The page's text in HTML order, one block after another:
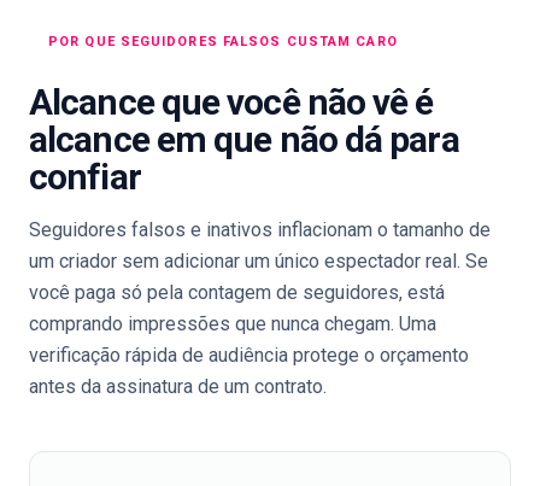
POR QUE SEGUIDORES FALSOS CUSTAM CARO
Alcance que você não vê é
alcance em que não dá para
confiar
Seguidores falsos e inativos inflacionam o tamanho de
um criador sem adicionar um único espectador real. Se
você paga só pela contagem de seguidores, está
comprando impressões que nunca chegam. Uma
verificação rápida de audiência protege o orçamento
antes da assinatura de um contrato.